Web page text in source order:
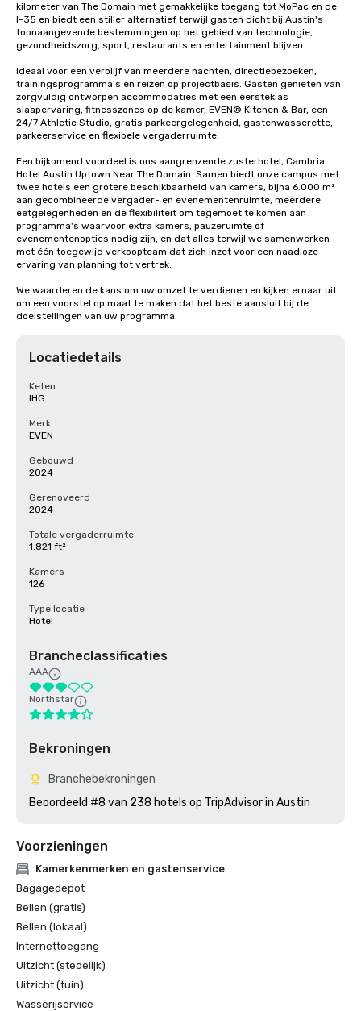
kilometer van The Domain met gemakkelijke toegang tot MoPac en de
I-35 en biedt een stiller alternatief terwijl gasten dicht bij Austin's
toonaangevende bestemmingen op het gebied van technologie,
gezondheidszorg, sport, restaurants en entertainment blijven.
Ideaal voor een verblijf van meerdere nachten, directiebezoeken,
trainingsprogramma's en reizen op projectbasis. Gasten genieten van
zorgvuldig ontworpen accommodaties met een eersteklas
slaapervaring, fitnesszones op de kamer, EVEN® Kitchen & Bar, een
24/7 Athletic Studio, gratis parkeergelegenheid, gastenwasserette,
parkeerservice en flexibele vergaderruimte.
Een bijkomend voordeel is ons aangrenzende zusterhotel, Cambria
Hotel Austin Uptown Near The Domain. Samen biedt onze campus met
twee hotels een grotere beschikbaarheid van kamers, bijna 6.000 m²
aan gecombineerde vergader- en evenementenruimte, meerdere
eetgelegenheden en de flexibiliteit om tegemoet te komen aan
programma's waarvoor extra kamers, pauzeruimte of
evenementenopties nodig zijn, en dat alles terwijl we samenwerken
met één toegewijd verkoopteam dat zich inzet voor een naadloze
ervaring van planning tot vertrek.
We waarderen de kans om uw omzet te verdienen en kijken ernaar uit
om een voorstel op maat te maken dat het beste aansluit bij de
doelstellingen van uw programma.
Locatiedetails
Keten
IHG
Merk
EVEN
Gebouwd
2024
Gerenoveerd
2024
Totale vergaderruimte
1.821 ft²
Kamers
126
Type locatie
Hotel
Brancheclassificaties
AAA
Northstar
Bekroningen
Branchebekroningen
Beoordeeld #8 van 238 hotels op TripAdvisor in Austin
Voorzieningen
Kamerkenmerken en gastenservice
Bagagedepot
Bellen (gratis)
Bellen (lokaal)
Internettoegang
Uitzicht (stedelijk)
Uitzicht (tuin)
Wasserijservice